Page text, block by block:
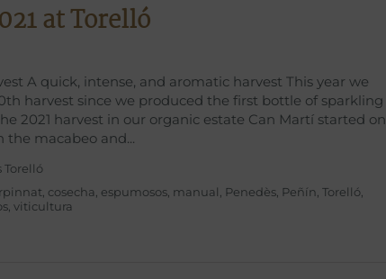
at Torelló
A quick, intense, and aromatic harvest This year we
harvest since we produced the first bottle of sparkling
2021 harvest in our organic estate Can Martí started on
the macabeo and
Torelló
cosecha espumosos manual Penedès Peñín ,Torelló
,viticultura